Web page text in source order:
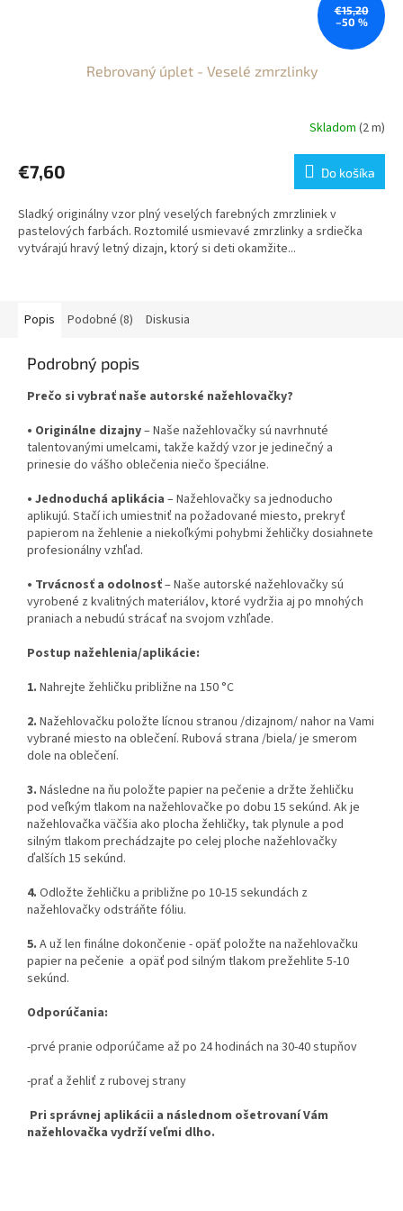
€15,20
–50 %
Rebrovaný úplet - Veselé zmrzlinky
Skladom (2 m)
€7,60 Do košíka
Sladký originálny vzor plný veselých farebných zmrzliniek v
pastelových farbách. Roztomilé usmievavé zmrzlinky a srdiečka
vytvárajú hravý letný dizajn, ktorý si deti okamžite...
Popis Podobné (8) Diskusia
Podrobný popis
Prečo si vybrať naše autorské nažehlovačky?
• Originálne dizajny– Naše nažehlovačky sú navrhnuté
talentovanými umelcami, takže každý vzor je jedinečný a
prinesie do vášho oblečenia niečo špeciálne.
• Jednoduchá aplikácia – Nažehlovačky sa jednoducho
aplikujú. Stačí ich umiestniť na požadované miesto, prekryť
papierom na žehlenie a niekoľkými pohybmi žehličky dosiahnete
profesionálny vzhľad.
• Trvácnosť a odolnosť– Naše autorské nažehlovačky sú
vyrobené z kvalitných materiálov, ktoré vydržia aj po mnohých
praniach a nebudú strácať na svojom vzhľade.
Postup nažehlenia/aplikácie:
1. Nahrejte žehličku približne na 150 °C
2. Nažehlovačku položte lícnou stranou /dizajnom/ nahor na Vami
vybrané miesto na oblečení. Rubová strana /biela/ je smerom
dole na oblečení.
3. Následne na ňu položte papier na pečenie a držte žehličku
pod veľkým tlakom na nažehlovačke po dobu 15 sekúnd. Ak je
nažehlovačka väčšia ako plocha žehličky, tak plynule a pod
silným tlakom prechádzajte po celej ploche nažehlovačky
ďalších 15 sekúnd.
4. Odložte žehličku a približne po 10-15 sekundách z
nažehlovačky odstráňte fóliu.
5. A už len finálne dokončenie - opäť položte na nažehlovačku
papier na pečenie a opäť pod silným tlakom prežehlite 5-10
sekúnd.
Odporúčania:
-prvé pranie odporúčame až po 24 hodinách na 30-40 stupňov
-prať a žehliť z rubovej strany
Pri správnej aplikácii a následnom ošetrovaní Vám
nažehlovačka vydrží veľmi dlho.